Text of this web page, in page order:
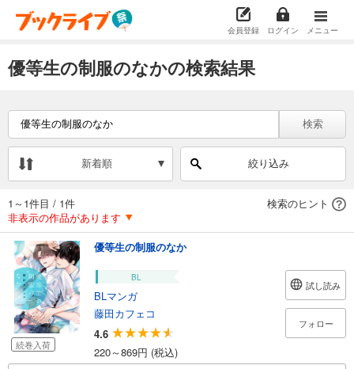
会員登録 ログイン メニュー
優等生の制服のなかの検索結果
検索
新着順 絞り込み
1～1件目 / 1件
検索のヒント
非表示の作品があります
続巻入荷
優等生の制服のなか
BL
BLマンガ
藤田カフェコ
4.6
220～869円 (税込)
試し読み
フォロー